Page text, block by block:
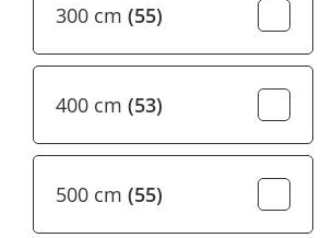
300 cm (55)
400 cm (53)
500 cm (55)